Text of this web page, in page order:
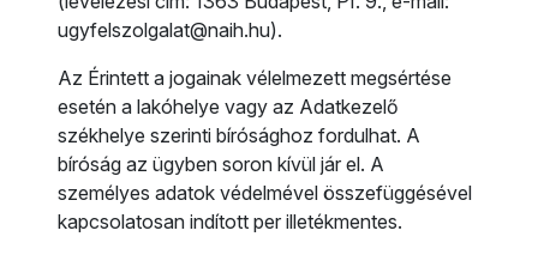
ugyfelszolgalat@naih.hu).
Az Érintett a jogainak vélelmezett megsértése
esetén a lakóhelye vagy az Adatkezelő
székhelye szerinti bírósághoz fordulhat. A
bíróság az ügyben soron kívül jár el. A
személyes adatok védelmével összefüggésével
kapcsolatosan indított per illetékmentes.